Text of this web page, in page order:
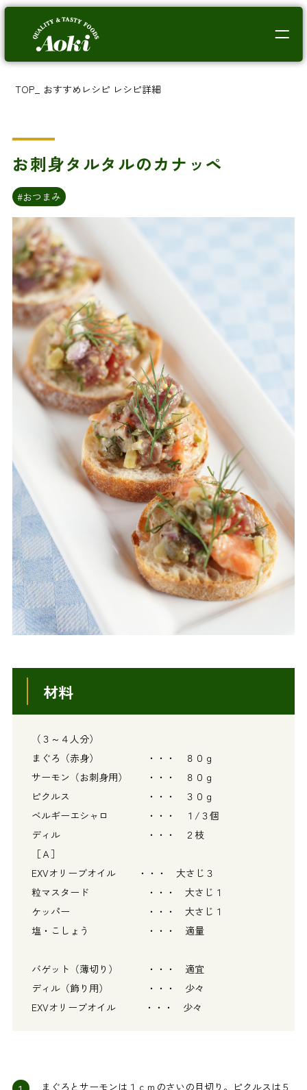
TOP おすすめレシピ レシピ詳細
お刺身タルタルのカナッペ
#おつまみ
材料
（３～４人分）
まぐろ（赤身） ・・・ ８０ｇ
サーモン（お刺身用） ・・・ ８０ｇ
ピクルス ・・・ ３０ｇ
ベルギーエシャロ ・・・ １/３個
ディル ・・・ ２枝
［Ａ］
EXVオリーブオイル ・・・ 大さじ３
粒マスタード ・・・ 大さじ１
ケッパー ・・・ 大さじ１
塩・こしょう ・・・ 適量
バゲット（薄切り） ・・・ 適宜
ディル（飾り用） ・・・ 少々
EXVオリーブオイル ・・・ 少々
まぐろとサーモンは１ｃｍのさいの目切り。ピクルスは５